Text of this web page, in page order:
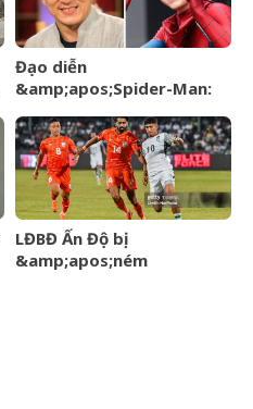
Đạo diễn
&amp;apos;Spider-Man:
Day&amp;apos; lên tiếng
về tin đồn liên quan đến
Thành Long
LĐBĐ Ấn Độ bị
&amp;apos;ném